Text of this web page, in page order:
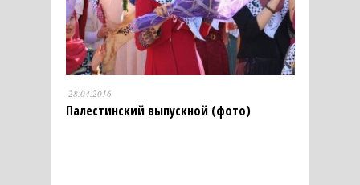
28.04.2016
Палестинский выпускной (фото)